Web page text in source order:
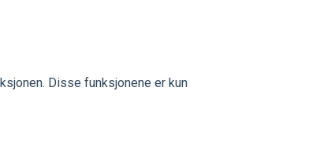
Disse funksjonene er kun